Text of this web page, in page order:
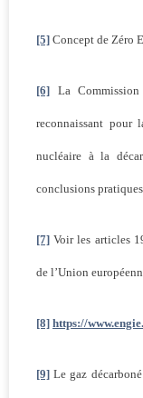
[5] Concept de Zéro
[6] La
reconnaissant pour
nucléaire à la
conclusions
[7] Voir les articles
de l’Union
[8] https://
[9] Le gaz